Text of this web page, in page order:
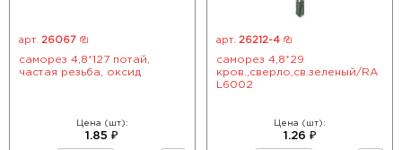
арт. 26067
саморез 4,8*127 потай,
частая резьба, оксид
Цена (шт):
1.85 ₽
арт. 26212-4
саморез 4,8*29
кров.,сверло,св.зеленый/RA
L6002
Цена (шт):
1.26 ₽